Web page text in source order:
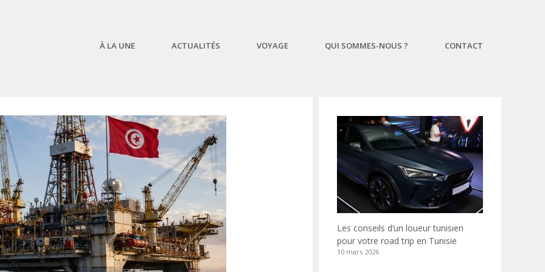
À LA UNE ACTUALITÉS VOYAGE QUI SOMMES-NOUS ? CONTACT
Les conseils d’un loueur tunisien
pour votre road trip en Tunisie
10 mars 2026